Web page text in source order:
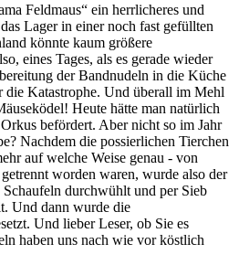
Feldmaus
ein herrlicheres und
Lager in einer noch fast gefüllten
könnte kaum größere
eines Tages, als es gerade wieder
der Bandnudeln in die Küche
die Katastrophe. Und überall im Mehl
Heute hätte man natürlich
befördert. Aber nicht so im Jahr
Nachdem die possierlichen Tierchen
auf welche Weise genau - von
worden waren, wurde also der
durchwühlt und per Sieb
Und dann wurde die
Und lieber Leser, ob Sie es
haben uns nach wie vor köstlich